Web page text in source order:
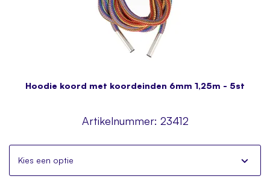
Hoodie koord met koordeinden 6mm 1,25m - 5st
Artikelnummer: 23412
Kies een optie